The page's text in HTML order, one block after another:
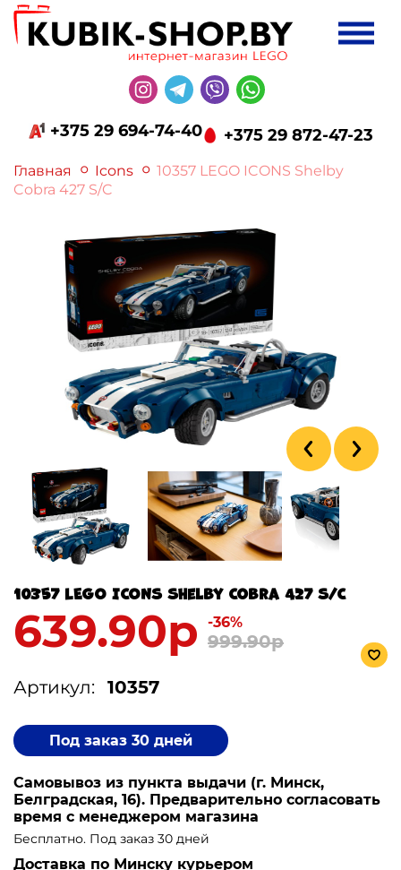
+375 29 694-74-40 +375 29 872-47-23
Главная Icons
10357 LEGO ICONS Shelby
Cobra 427 S/C
10357 LEGO ICONS Shelby Cobra 427 S/C
639.90р -36%
999.90р
Артикул: 10357
Под заказ 30 дней
Самовывоз из пункта выдачи (г. Минск,
Белградская, 16). Предварительно согласовать
время с менеджером магазина
Бесплатно. Под заказ 30 дней
Доставка по Минску курьером